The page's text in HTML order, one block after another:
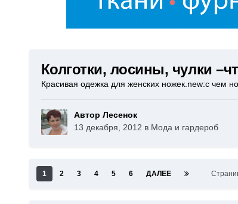
Колготки, лосины, чулки
Красивая одежка для женских ножек.new:с чем
Автор Лесенок
13 декабря, 2012 в Мода и гардероб
1 2 3 4 5 6 ДАЛЕЕ